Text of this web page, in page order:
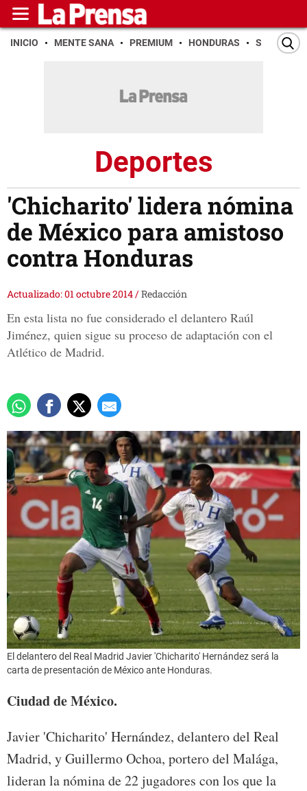
INICIO MENTE SANA PREMIUM HONDURAS SAN PEDRO
Deportes
'Chicharito' lidera nómina
de México para amistoso
contra Honduras
Actualizado: 01 octubre 2014/Redacción
En esta lista no fue considerado el delantero Raúl
Jiménez, quien sigue su proceso de adaptación con el
Atlético de Madrid.
El delantero del Real Madrid Javier 'Chicharito' Hernández será la
carta de presentación de México ante Honduras.
Ciudad de México.
Javier 'Chicharito' Hernández, delantero del Real
Madrid, y Guillermo Ochoa, portero del Malága,
lideran la nómina de 22 jugadores con los que la